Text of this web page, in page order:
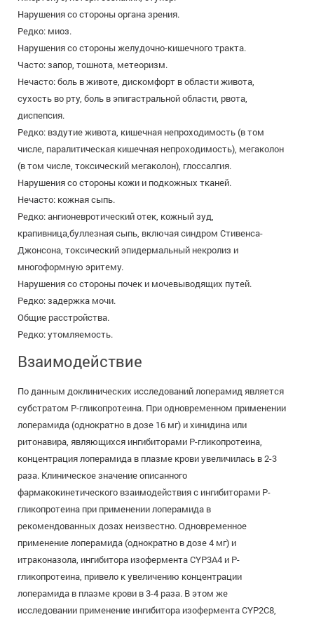
Нарушения со стороны органа зрения.
Редко: миоз.
Нарушения со стороны желудочно-кишечного тракта.
Часто: запор, тошнота, метеоризм.
Нечасто: боль в животе, дискомфорт в области живота,
сухость во рту, боль в эпигастральной области, рвота,
диспепсия.
Редко: вздутие живота, кишечная непроходимость (в том
числе, паралитическая кишечная непроходимость), мегаколон
(в том числе, токсический мегаколон), глоссалгия.
Нарушения со стороны кожи и подкожных тканей.
Нечасто: кожная сыпь.
Редко: ангионевротический отек, кожный зуд,
крапивница,буллезная сыпь, включая синдром Стивенса-
Джонсона, токсический эпидермальный некролиз и
многоформную эритему.
Нарушения со стороны почек и мочевыводящих путей.
Редко: задержка мочи.
Общие расстройства.
Редко: утомляемость.
Взаимодействие
По данным доклинических исследований лоперамид является
субстратом Р-гликопротеина. При одновременном применении
лоперамида (однократно в дозе 16 мг) и хинидина или
ритонавира, являющихся ингибиторами Р-гликопротеина,
концентрация лоперамида в плазме крови увеличилась в 2-3
раза. Клиническое значение описанного
фармакокинетического взаимодействия с ингибиторами Р-
гликопротеина при применении лоперамида в
рекомендованных дозах неизвестно. Одновременное
применение лоперамида (однократно в дозе 4 мг) и
итраконазола, ингибитора изофермента CYP3A4 и Р-
гликопротеина, привело к увеличению концентрации
лоперамида в плазме крови в 3-4 раза. В этом же
исследовании применение ингибитора изофермента CYP2C8,